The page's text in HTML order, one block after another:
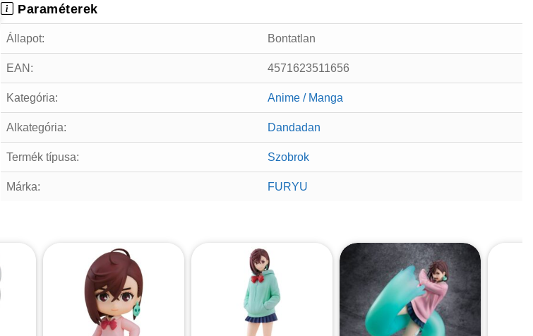
Paraméterek
Állapot: Bontatlan
EAN: 4571623511656
Kategória: Anime / Manga
Alkategória: Dandadan
Termék típusa: Szobrok
Márka: FURYU